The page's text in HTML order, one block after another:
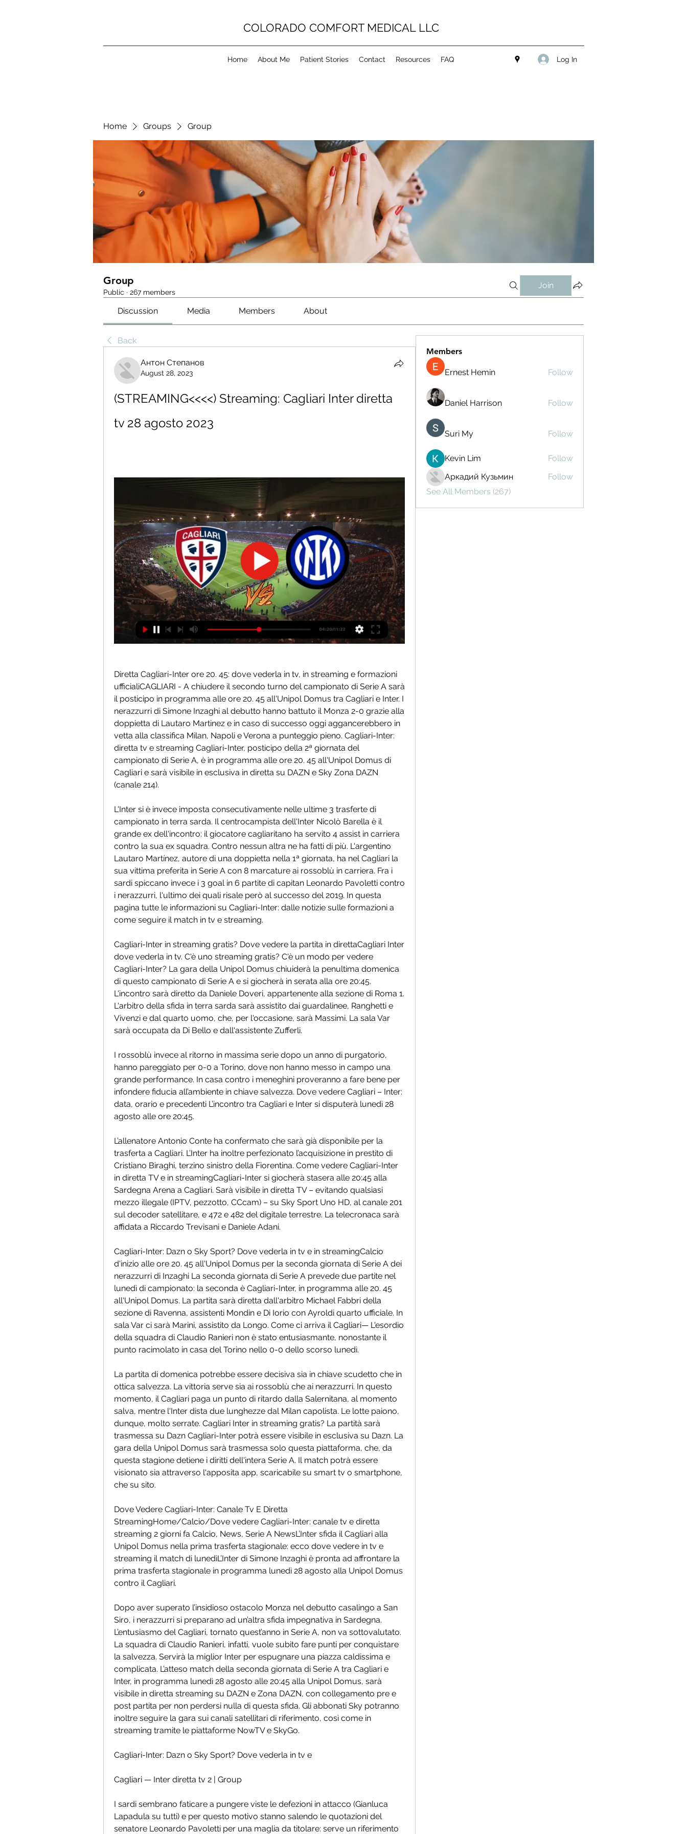
COLORADO COMFORT MEDICAL LLC
Home About Me Patient Stories Contact Resources FAQ Log In
Home Groups Group
Group
Public · 267 members
Join
Discussion Media Members About
Back
Антон Степанов
August 28, 2023
(STREAMING<<<<) Streaming: Cagliari Inter diretta
tv 28 agosto 2023
Diretta Cagliari-Inter ore 20. 45: dove vederla in tv, in streaming e formazioni
ufficialiCAGLIARI - A chiudere il secondo turno del campionato di Serie A sarà
il posticipo in programma alle ore 20. 45 all'Unipol Domus tra Cagliari e Inter. I
nerazzurri di Simone Inzaghi al debutto hanno battuto il Monza 2-0 grazie alla
doppietta di Lautaro Martinez e in caso di successo oggi aggancerebbero in
vetta alla classifica Milan, Napoli e Verona a punteggio pieno. Cagliari-Inter:
diretta tv e streaming Cagliari-Inter, posticipo della 2ª giornata del
campionato di Serie A, è in programma alle ore 20. 45 all'Unipol Domus di
Cagliari e sarà visibile in esclusiva in diretta su DAZN e Sky Zona DAZN
(canale 214).
L'Inter si è invece imposta consecutivamente nelle ultime 3 trasferte di
campionato in terra sarda. Il centrocampista dell'Inter Nicolò Barella è il
grande ex dell'incontro: il giocatore cagliaritano ha servito 4 assist in carriera
contro la sua ex squadra. Contro nessun altra ne ha fatti di più. L'argentino
Lautaro Martínez, autore di una doppietta nella 1ª giornata, ha nel Cagliari la
sua vittima preferita in Serie A con 8 marcature ai rossoblù in carriera. Fra i
sardi spiccano invece i 3 goal in 6 partite di capitan Leonardo Pavoletti contro
i nerazzurri, l'ultimo dei quali risale però al successo del 2019. In questa
pagina tutte le informazioni su Cagliari-Inter: dalle notizie sulle formazioni a
come seguire il match in tv e streaming.
Cagliari-Inter in streaming gratis? Dove vedere la partita in direttaCagliari Inter
dove vederla in tv. C'è uno streaming gratis? C'è un modo per vedere
Cagliari-Inter? La gara della Unipol Domus chiuiderà la penultima domenica
di questo campionato di Serie A e si giocherà in serata alla ore 20:45.
L'incontro sarà diretto da Daniele Doveri, appartenente alla sezione di Roma 1.
L'arbitro della sfida in terra sarda sarà assistito dai guardalinee, Ranghetti e
Vivenzi e dal quarto uomo, che, per l'occasione, sarà Massimi. La sala Var
sarà occupata da Di Bello e dall'assistente Zufferli.
I rossoblù invece al ritorno in massima serie dopo un anno di purgatorio,
hanno pareggiato per 0-0 a Torino, dove non hanno messo in campo una
grande performance. In casa contro i meneghini proveranno a fare bene per
infondere fiducia all’ambiente in chiave salvezza. Dove vedere Cagliari – Inter:
data, orario e precedenti L’incontro tra Cagliari e Inter si disputerà lunedì 28
agosto alle ore 20:45.
L’allenatore Antonio Conte ha confermato che sarà già disponibile per la
trasferta a Cagliari. L’Inter ha inoltre perfezionato l’acquisizione in prestito di
Cristiano Biraghi, terzino sinistro della Fiorentina. Come vedere Cagliari-Inter
in diretta TV e in streamingCagliari-Inter si giocherà stasera alle 20:45 alla
Sardegna Arena a Cagliari. Sarà visibile in diretta TV – evitando qualsiasi
mezzo illegale (IPTV, pezzotto, CCcam) – su Sky Sport Uno HD, al canale 201
sul decoder satellitare, e 472 e 482 del digitale terrestre. La telecronaca sarà
affidata a Riccardo Trevisani e Daniele Adani.
Cagliari-Inter: Dazn o Sky Sport? Dove vederla in tv e in streamingCalcio
d'inizio alle ore 20. 45 all'Unipol Domus per la seconda giornata di Serie A dei
nerazzurri di Inzaghi La seconda giornata di Serie A prevede due partite nel
lunedì di campionato: la seconda è Cagliari-Inter, in programma alle 20. 45
all'Unipol Domus. La partita sarà diretta dall'arbitro Michael Fabbri della
sezione di Ravenna, assistenti Mondin e Di Iorio con Ayroldi quarto ufficiale. In
sala Var ci sarà Marini, assistito da Longo. Come ci arriva il Cagliari— L'esordio
della squadra di Claudio Ranieri non è stato entusiasmante, nonostante il
punto racimolato in casa del Torino nello 0-0 dello scorso lunedì.
La partita di domenica potrebbe essere decisiva sia in chiave scudetto che in
ottica salvezza. La vittoria serve sia ai rossoblù che ai nerazzurri. In questo
momento, il Cagliari paga un punto di ritardo dalla Salernitana, al momento
salva, mentre l'Inter dista due lunghezze dal Milan capolista. Le lotte paiono,
dunque, molto serrate. Cagliari Inter in streaming gratis? La partità sarà
trasmessa su Dazn Cagliari-Inter potrà essere visibile in esclusiva su Dazn. La
gara della Unipol Domus sarà trasmessa solo questa piattaforma, che, da
questa stagione detiene i diritti dell'intera Serie A. Il match potrà essere
visionato sia attraverso l'apposita app, scaricabile su smart tv o smartphone,
che su sito.
Dove Vedere Cagliari-Inter: Canale Tv E Diretta
StreamingHome/Calcio/Dove vedere Cagliari-Inter: canale tv e diretta
streaming 2 giorni fa Calcio, News, Serie A NewsL’Inter sfida il Cagliari alla
Unipol Domus nella prima trasferta stagionale: ecco dove vedere in tv e
streaming il match di lunedìL’Inter di Simone Inzaghi è pronta ad affrontare la
prima trasferta stagionale in programma lunedì 28 agosto alla Unipol Domus
contro il Cagliari.
Dopo aver superato l’insidioso ostacolo Monza nel debutto casalingo a San
Siro, i nerazzurri si preparano ad un’altra sfida impegnativa in Sardegna.
L’entusiasmo del Cagliari, tornato quest’anno in Serie A, non va sottovalutato.
La squadra di Claudio Ranieri, infatti, vuole subito fare punti per conquistare
la salvezza. Servirà la miglior Inter per espugnare una piazza caldissima e
complicata. L’atteso match della seconda giornata di Serie A tra Cagliari e
Inter, in programma lunedì 28 agosto alle 20:45 alla Unipol Domus, sarà
visibile in diretta streaming su DAZN e Zona DAZN, con collegamento pre e
post partita per non perdersi nulla di questa sfida. Gli abbonati Sky potranno
inoltre seguire la gara sui canali satellitari di riferimento, così come in
streaming tramite le piattaforme NowTV e SkyGo.
Cagliari-Inter: Dazn o Sky Sport? Dove vederla in tv e
Cagliari — Inter diretta tv 2 | Group
I sardi sembrano faticare a pungere viste le defezioni in attacco (Gianluca
Lapadula su tutti) e per questo motivo stanno salendo le quotazioni del
senatore Leonardo Pavoletti per una maglia da titolare: serve un riferimento
Members
Ernest Hemin Follow
Daniel Harrison Follow
Suri My Follow
Kevin Lim
Follow
Аркадий Кузьмин
Follow
See All Members (267)